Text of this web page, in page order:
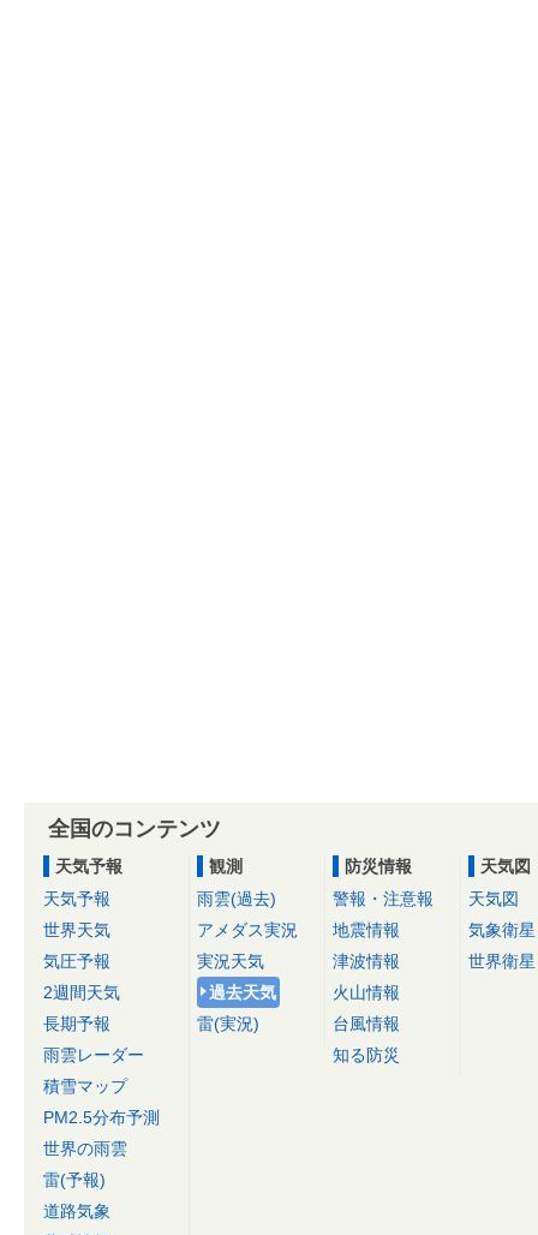
全国のコンテンツ
天気予報
天気予報
世界天気
気圧予報
2週間天気
長期予報
雨雲レーダー
積雪マップ
PM2.5分布予測
世界の雨雲
雷(予報)
道路気象
観測
雨雲(過去)
アメダス実況
実況天気
過去天気
雷(実況)
防災情報
警報・注意報
地震情報
津波情報
火山情報
台風情報
知る防災
天気図
天気図
気象衛星
世界衛星